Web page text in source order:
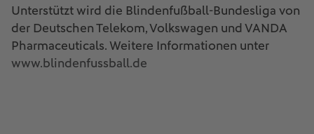
Unterstützt wird die Blindenfußball-Bundesliga von
der Deutschen Telekom, Volkswagen und VANDA
Pharmaceuticals. Weitere Informationen unter
www.blindenfussball.de